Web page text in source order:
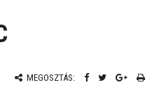
MEGOSZTÁS: